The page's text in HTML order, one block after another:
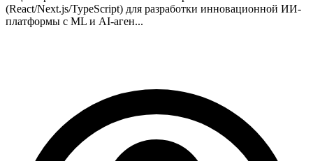
(React/Next.js/TypeScript) для разработки инновационной ИИ-
платформы с ML и AI-аген...